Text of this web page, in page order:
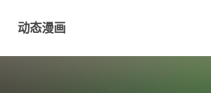
动态漫画